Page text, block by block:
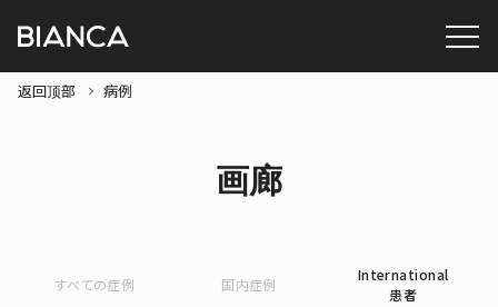
返回顶部 病例
画廊
すべての症例 国内症例
International
患者